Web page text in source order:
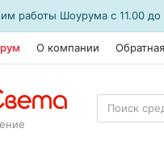
работы Шоурума с 11.00
О компании